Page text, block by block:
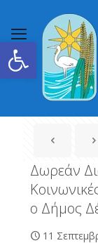
Ανοίξτε τη γραμμή
Δωρεάν
ο Δήμος
11